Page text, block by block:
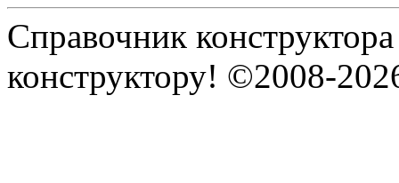
Справочник
конструктору! ©2008-